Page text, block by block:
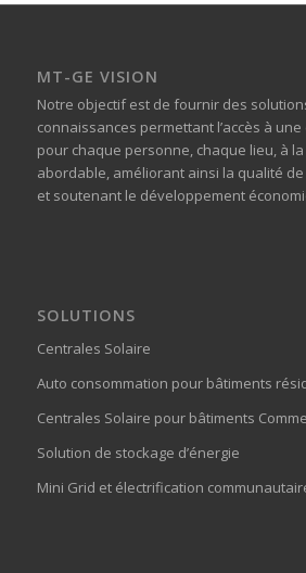
MT-GE VISION
Notre objectif est de fournir des
connaissances permettant l’accès à
pour chaque personne, chaque lieu, à
abordable, améliorant ainsi la qualité
et soutenant le développement
SOLUTIONS
Centrales Solaire
Auto consommation pour bâtiments
Centrales Solaire pour bâtiments
Solution de stockage d’énergie
Mini Grid et électrification